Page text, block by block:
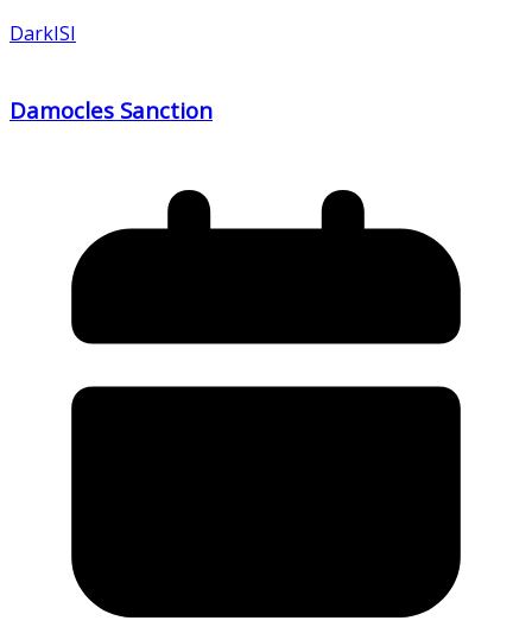
DarkISI
Damocles Sanction